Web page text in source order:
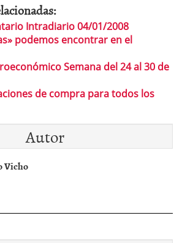
Intradiario 04/01/2008
podemos encontrar en el
Semana del 24 al 30 de
de compra para todos los
Autor
Vicho